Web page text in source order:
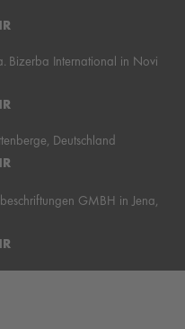
Bizerba International in Novi
Deutschland
GMBH in Jena,